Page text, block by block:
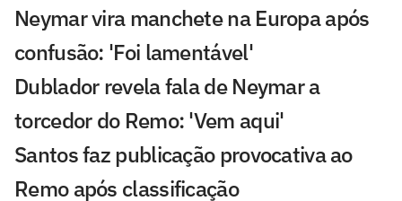
Neymar vira manchete na Europa após
confusão: 'Foi lamentável'
Dublador revela fala de Neymar a
torcedor do Remo: 'Vem aqui'
Santos faz publicação provocativa ao
Remo após classificação